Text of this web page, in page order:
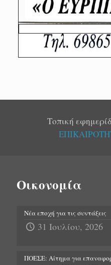
Τοπική
Οικονομία
Νέα εποχή για τις συντάξεις
31 Ιουλίου, 2026
ΠΟΕΣΕ: Αίτημα για